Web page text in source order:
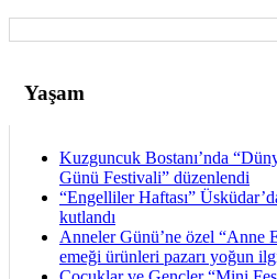
Yaşam
Kuzguncuk Bostanı’nda
Günü Festivali” düzenlendi
“Engelliler Haftası”
kutlandı
Anneler Günü’ne özel “Anne
emeği ürünleri pazarı yoğun